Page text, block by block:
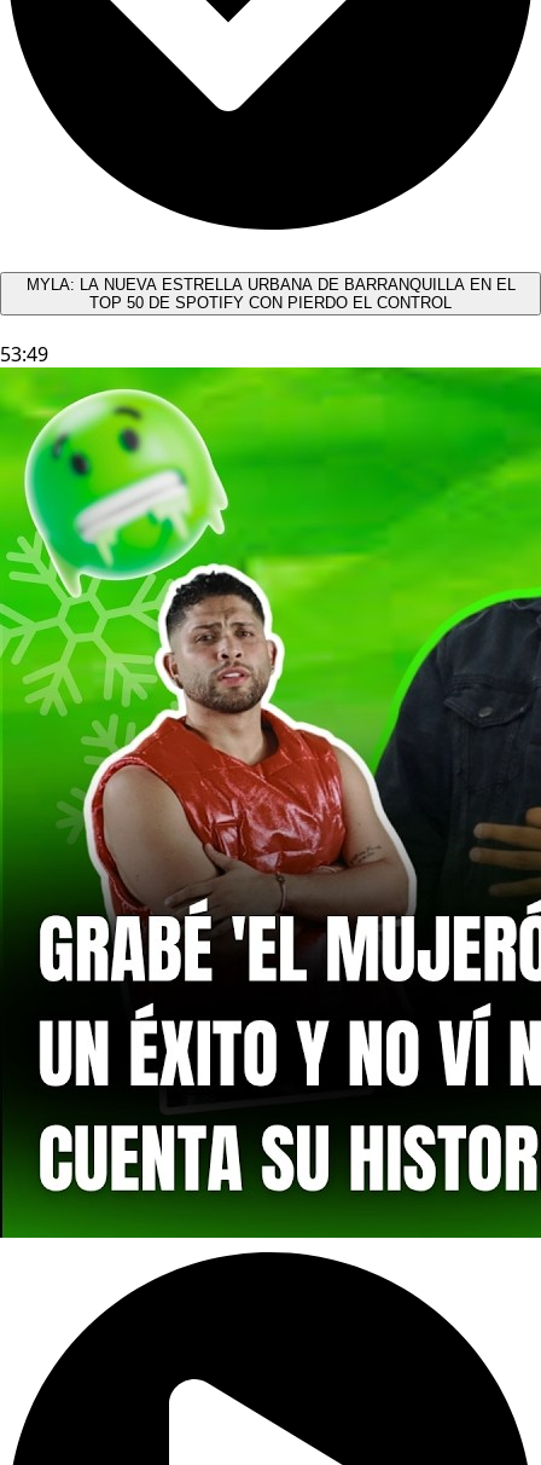
MYLA: LA NUEVA ESTRELLA URBANA DE BARRANQUILLA EN EL
TOP 50 DE SPOTIFY CON PIERDO EL CONTROL
53:49